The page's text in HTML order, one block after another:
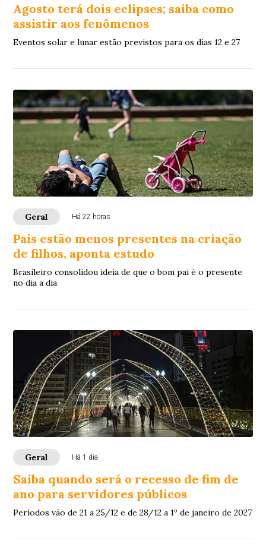
Agosto terá dois eclipses; saiba como
assistir aos fenômenos
Eventos solar e lunar estão previstos para os dias 12 e 27
Geral Há 22 horas
Pais estão menos presentes na criação
de filhos, aponta estudo
Brasileiro consolidou ideia de que o bom pai é o presente
no dia a dia
Geral Há 1 dia
Saiba quando será o recesso de fim de
ano para servidores públicos
Períodos vão de 21 a 25/12 e de 28/12 a 1º de janeiro de 2027